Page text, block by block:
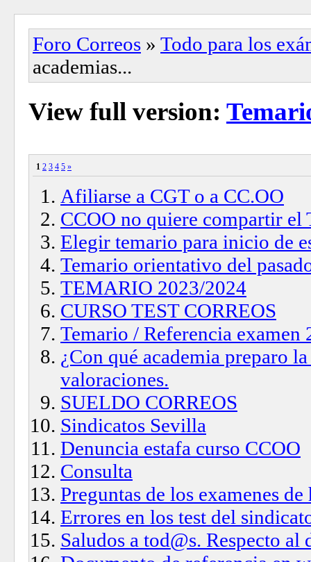
Foro Correos » Todo para los
academias...
View full version:
1 2 3 4 5 »
Afiliarse a CGT o a CC.OO
CCOO no quiere compartir
Elegir temario para inicio de
Temario orientativo del
TEMARIO 2023/2024
CURSO TEST CORREOS
Temario / Referencia examen
¿Con qué academia preparo
valoraciones.
SUELDO CORREOS
Sindicatos Sevilla
Denuncia estafa curso CCOO
Consulta
Preguntas de los examenes de
Errores en los test del
Saludos a tod@s. Respecto